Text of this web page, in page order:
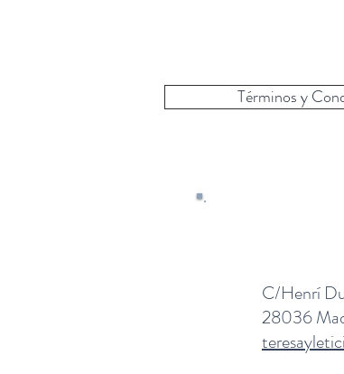
Términos y
C/Henrí
28036